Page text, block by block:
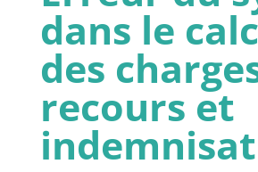
dans le
des
recours et